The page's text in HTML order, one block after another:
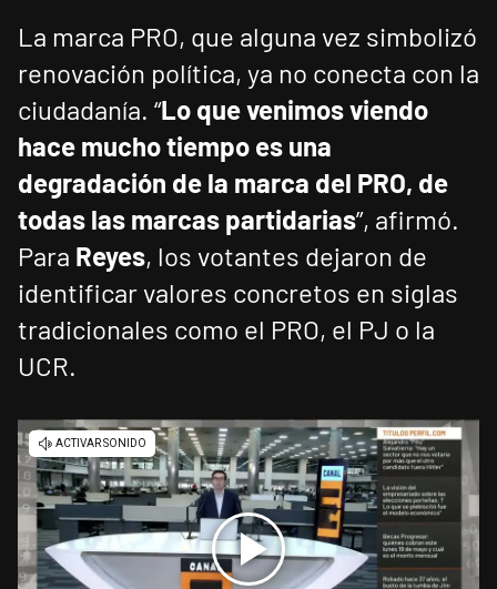
La marca PRO, que alguna vez simbolizó
renovación política, ya no conecta con la
ciudadanía. “Lo que venimos viendo
hace mucho tiempo es una
degradación de la marca del PRO, de
todas las marcas partidarias”, afirmó.
Para Reyes, los votantes dejaron de
identificar valores concretos en siglas
tradicionales como el PRO, el PJ o la
UCR.